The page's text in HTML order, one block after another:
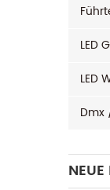
LED
LED
Dmx